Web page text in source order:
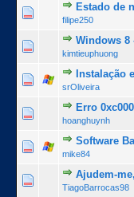
Estado de
filipe250
0 Voto(s)
Windows 8
kimtieuphuong
0 Voto(s)
Instalação
srOliveira
0 Voto(s)
Erro
hoanghuynh
0 Voto(s)
Software
mike84
0 Voto(s)
Ajudem-
TiagoBarrocas98
0 Voto(s)